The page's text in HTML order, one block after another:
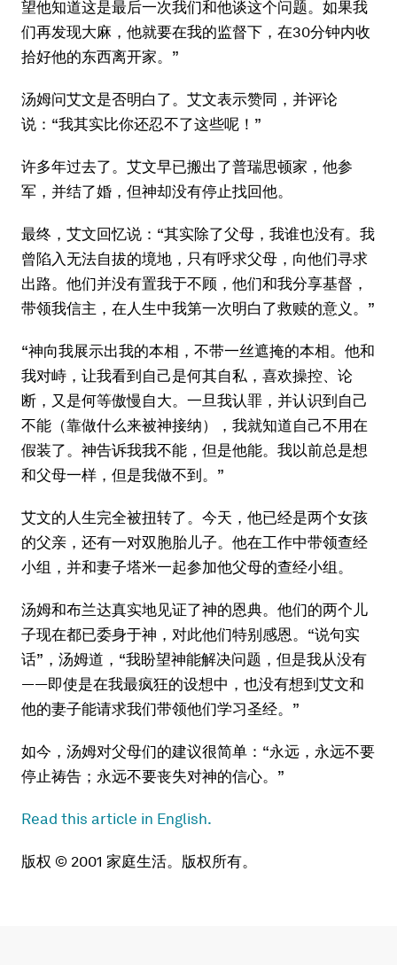
望他知道这是最后一次我们和他谈这个问题。如果我
们再发现大麻，他就要在我的监督下，在30分钟内收
拾好他的东西离开家。”
汤姆问艾文是否明白了。艾文表示赞同，并评论
说：“我其实比你还忍不了这些呢！”
许多年过去了。艾文早已搬出了普瑞思顿家，他参
军，并结了婚，但神却没有停止找回他。
最终，艾文回忆说：“其实除了父母，我谁也没有。我
曾陷入无法自拔的境地，只有呼求父母，向他们寻求
出路。他们并没有置我于不顾，他们和我分享基督，
带领我信主，在人生中我第一次明白了救赎的意义。”
“神向我展示出我的本相，不带一丝遮掩的本相。他和
我对峙，让我看到自己是何其自私，喜欢操控、论
断，又是何等傲慢自大。一旦我认罪，并认识到自己
不能（靠做什么来被神接纳），我就知道自己不用在
假装了。神告诉我我不能，但是他能。我以前总是想
和父母一样，但是我做不到。”
艾文的人生完全被扭转了。今天，他已经是两个女孩
的父亲，还有一对双胞胎儿子。他在工作中带领查经
小组，并和妻子塔米一起参加他父母的查经小组。
汤姆和布兰达真实地见证了神的恩典。他们的两个儿
子现在都已委身于神，对此他们特别感恩。“说句实
话”，汤姆道，“我盼望神能解决问题，但是我从没有
——即使是在我最疯狂的设想中，也没有想到艾文和
他的妻子能请求我们带领他们学习圣经。”
如今，汤姆对父母们的建议很简单：“永远，永远不要
停止祷告；永远不要丧失对神的信心。”
Read this article in English.
版权 © 2001 家庭生活。版权所有。